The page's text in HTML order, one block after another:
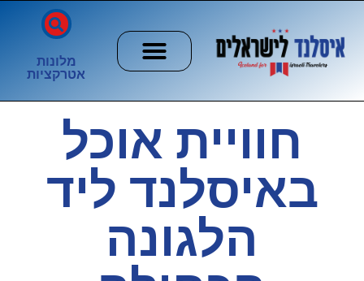
מלונות
אטרקציות
חוויית אוכל
באיסלנד ליד
הלגונה